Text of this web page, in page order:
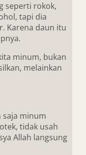
seperti rokok,
tapi dia
Karena daun itu
minum, bukan
melainkan
saja minum
tidak usah
Allah langsung